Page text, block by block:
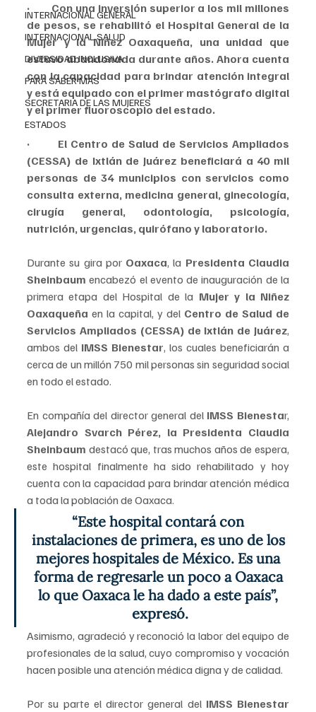
INTERNACIONAL GENERAL
INTERNACIONAL SALUD
DIVERSIDAD INCLUSIVA
PARA SABER MAS
SECRETARIA DE LAS MUJERES
ESTADOS
·        Con una inversión superior a los mil millones
de pesos, se rehabilitó el Hospital General de la
Mujer y la Niñez Oaxaqueña, una unidad que
estuvo abandonada durante años. Ahora cuenta
con la capacidad para brindar atención integral
y está equipado con el primer mastógrafo digital
y el primer fluoroscopio del estado.
·        El Centro de Salud de Servicios Ampliados
(CESSA) de Ixtlán de Juárez beneficiará a 40 mil
personas de 34 municipios con servicios como
consulta externa, medicina general, ginecología,
cirugía general, odontología, psicología,
nutrición, urgencias, quirófano y laboratorio.
Durante su gira por Oaxaca, la Presidenta Claudia
Sheinbaum encabezó el evento de inauguración de la
primera etapa del Hospital de la Mujer y la Niñez
Oaxaqueña en la capital, y del Centro de Salud de
Servicios Ampliados (CESSA) de Ixtlán de Juárez,
ambos del IMSS Bienestar, los cuales beneficiarán a
cerca de un millón 750 mil personas sin seguridad social
en todo el estado.
En compañía del director general del IMSS Bienestar,
Alejandro Svarch Pérez, la Presidenta Claudia
Sheinbaum destacó que, tras muchos años de espera,
este hospital finalmente ha sido rehabilitado y hoy
cuenta con la capacidad para brindar atención médica
a toda la población de Oaxaca.
“Este hospital contará con
instalaciones de primera, es uno de los
mejores hospitales de México. Es una
forma de regresarle un poco a Oaxaca
lo que Oaxaca le ha dado a este país”,
expresó.
Asimismo, agradeció y reconoció la labor del equipo de
profesionales de la salud, cuyo compromiso y vocación
hacen posible una atención médica digna y de calidad.
Por su parte el director general del IMSS Bienestar